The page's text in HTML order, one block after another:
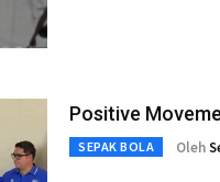
Positive
SEPAK BOLA Oleh